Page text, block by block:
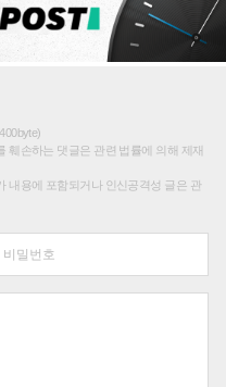
훼손하는 댓글은 관련 법률에 의해 제재
내용에 포함되거나 인신공격성 글은 관